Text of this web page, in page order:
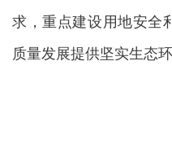
求，重点建设用地安全
质量发展提供坚实生态环